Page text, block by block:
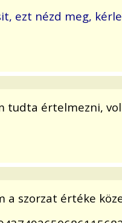
ezt nézd meg,
tudta értelmezni,
a szorzat értéke